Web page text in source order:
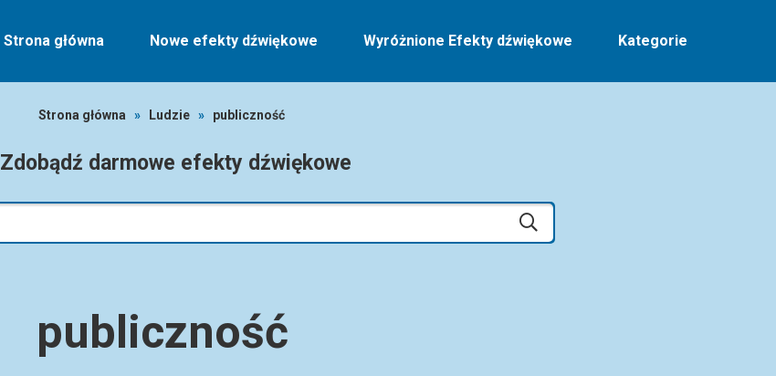
Strona główna Nowe efekty dźwiękowe Wyróżnione Efekty dźwiękowe Kategorie
Strona główna » Ludzie » publiczność
Zdobądź darmowe efekty dźwiękowe
publiczność